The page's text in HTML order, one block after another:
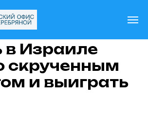
в Израиле
скрученным
и выиграть